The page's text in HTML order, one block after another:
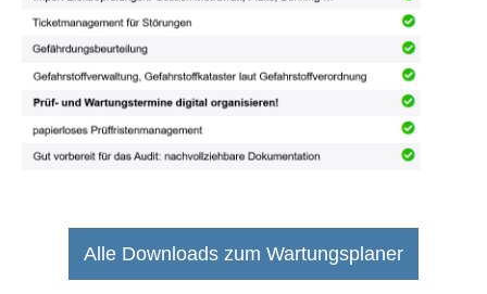
Alle Downloads zum Wartungsplaner